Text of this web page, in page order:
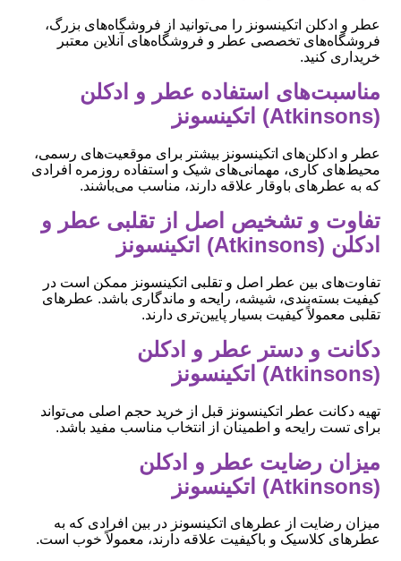
عطر و ادکلن اتکینسونز را می‌توانید از فروشگاه‌های بزرگ،
فروشگاه‌های تخصصی عطر و فروشگاه‌های آنلاین معتبر
خریداری کنید.
مناسبت‌های استفاده عطر و ادکلن
(Atkinsons) اتکینسونز
عطر و ادکلن‌های اتکینسونز بیشتر برای موقعیت‌های رسمی،
محیط‌های کاری، مهمانی‌های شیک و استفاده روزمره افرادی
که به عطرهای باوقار علاقه دارند، مناسب می‌باشند.
تفاوت و تشخیص اصل از تقلبی عطر و
ادکلن (Atkinsons) اتکینسونز
تفاوت‌های بین عطر اصل و تقلبی اتکینسونز ممکن است در
کیفیت بسته‌بندی، شیشه، رایحه و ماندگاری باشد. عطرهای
تقلبی معمولاً کیفیت بسیار پایین‌تری دارند.
دکانت و دستر عطر و ادکلن
(Atkinsons) اتکینسونز
تهیه دکانت عطر اتکینسونز قبل از خرید حجم اصلی می‌تواند
برای تست رایحه و اطمینان از انتخاب مناسب مفید باشد.
میزان رضایت عطر و ادکلن
(Atkinsons) اتکینسونز
میزان رضایت از عطرهای اتکینسونز در بین افرادی که به
عطرهای کلاسیک و باکیفیت علاقه دارند، معمولاً خوب است.